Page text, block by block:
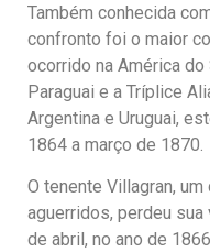
Também conhecida
confronto foi o maior
ocorrido na América
Paraguai e a Tríplice
Argentina e Uruguai,
1864 a março de 1870.
O tenente Villagran,
aguerridos, perdeu
de abril, no ano de